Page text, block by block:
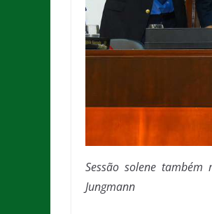
Sessão solene
Jungmann